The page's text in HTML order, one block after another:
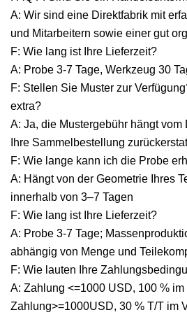
A: Wir sind eine Direktfabrik mit
und Mitarbeitern sowie einer gut
F: Wie lang ist Ihre Lieferzeit?
A: Probe 3-7 Tage, Werkzeug 30
F: Stellen Sie Muster zur
extra?
A: Ja, die Mustergebühr hängt
Ihre Sammelbestellung
F: Wie lange kann ich die Probe
A: Hängt von der Geometrie Ihres
innerhalb von 3–7 Tagen
F: Wie lang ist Ihre Lieferzeit?
A: Probe 3-7 Tage;
abhängig von Menge und
F: Wie lauten Ihre
A: Zahlung <=1000 USD, 100 % im
Zahlung>=1000USD, 30 % T/T im